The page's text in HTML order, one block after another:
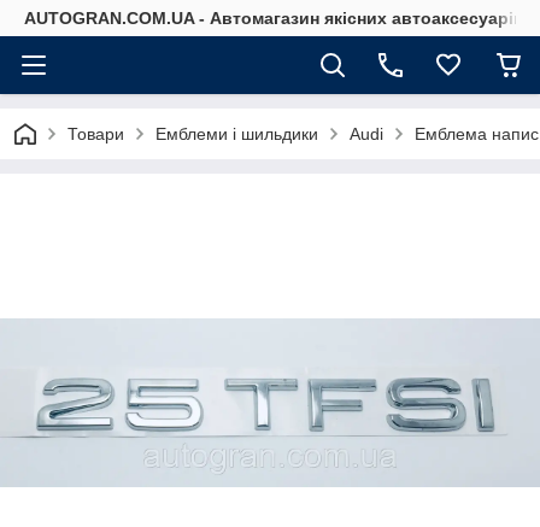
AUTOGRAN.COM.UA - Автомагазин якісних автоаксесуарів
Товари Емблеми і шильдики Audi Емблема